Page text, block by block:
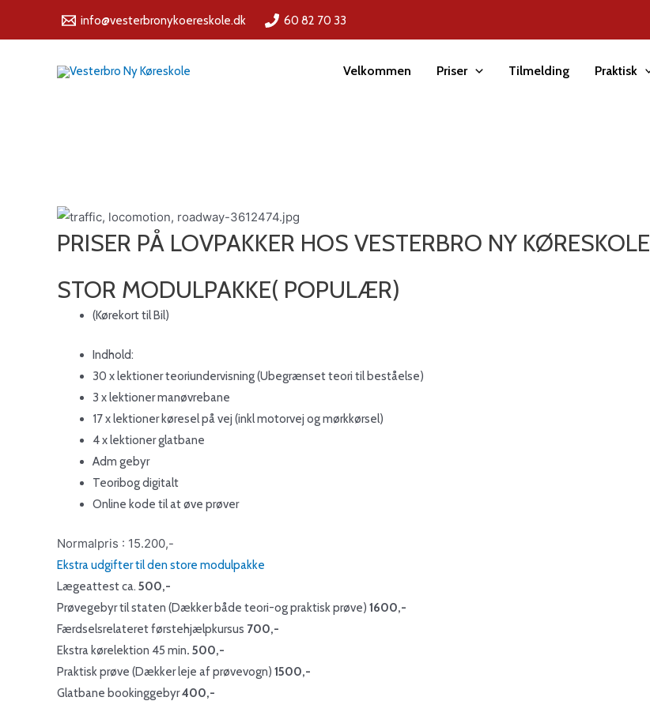
info@vesterbronykoereskole.dk 60 82 70 33
Velkommen Priser Tilmelding Praktisk
PRISER PÅ LOVPAKKER HOS VESTERBRO NY KØRESKOLE
STOR MODULPAKKE( POPULÆR)
(Kørekort til Bil)
Indhold:
30 x lektioner teoriundervisning (Ubegrænset teori til beståelse)
3 x lektioner manøvrebane
17 x lektioner køresel på vej (inkl motorvej og mørkkørsel)
4 x lektioner glatbane
Adm gebyr
Teoribog digitalt
Online kode til at øve prøver
Normalpris : 15.200,-
Ekstra udgifter til den store modulpakke
Lægeattest ca. 500,-
Prøvegebyr til staten (Dækker både teori-og praktisk prøve) 1600,-
Færdselsrelateret førstehjælpkursus 700,-
Ekstra kørelektion 45 min. 500,-
Praktisk prøve (Dækker leje af prøvevogn) 1500,-
Glatbane bookinggebyr400,-